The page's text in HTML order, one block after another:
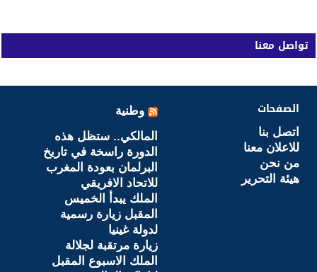
تواصل معنا
الصفحات
اتصل بنا
للاعلان معنا
من نحن
هيئة التحرير
وطنية
المالكي.. ستظل هذه
الدورة راسخة في تاريخ
البرلمان بعودة المغرب
للاتحاد الافريقي
الملك يبدأ الخميس
المقبل زيارة رسمية
لدولة غينيا
زيارة مرتقبة لجلالة
الملك الاسبوع المقبل